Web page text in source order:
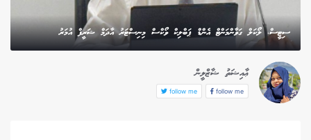
ސިޓީސް، ލޯކަލް ގަވާންމަންޓް އެންޑް ޕަބްލިކް ވޯކްސް މިނިސްޓަރު އާދަމް ޝަރީފް އުމަރު
ޢާއިޝަތު ޝާޒްލީން
follow me
follow me